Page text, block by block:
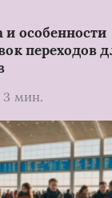
особенности
переходов
3 мин.